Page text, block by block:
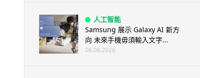
人工智能
Samsung 展示 Galaxy AI 新方
向 未來手機毋須輸入文字...
06.08.2026